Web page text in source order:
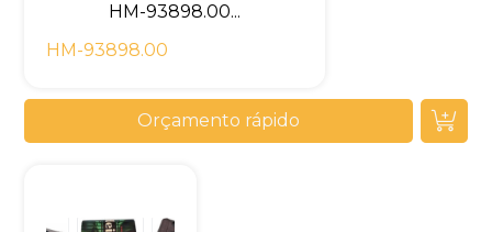
HM-93898.00...
HM-93898.00
Orçamento rápido